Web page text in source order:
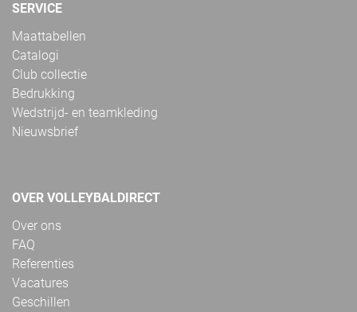
SERVICE
Maattabellen
Catalogi
Club collectie
Bedrukking
Wedstrijd- en teamkleding
Nieuwsbrief
OVER VOLLEYBALDIRECT
Over ons
FAQ
Referenties
Vacatures
Geschillen